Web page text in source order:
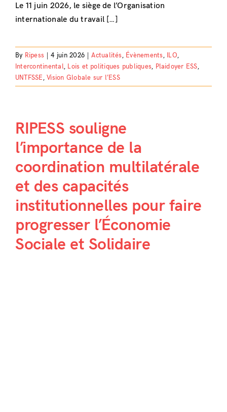
Le 11 juin 2026, le siège de l’Organisation
internationale du travail […]
By Ripess 4 juin 2026 Actualités, Évènements, ILO,
Intercontinental, Lois et politiques publiques, Plaidoyer ESS,
UNTFSSE,Vision Globale sur l’ESS
RIPESS souligne
l’importance de la
coordination multilatérale
et des capacités
institutionnelles pour faire
progresser l’Économie
Sociale et Solidaire